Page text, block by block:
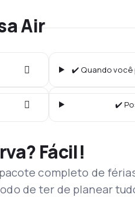
Air
✔️ Quando você
✔️
Fácil!
completo de
de ter de planear